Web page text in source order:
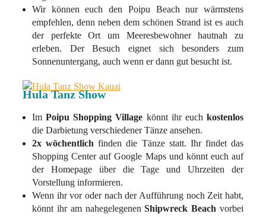
Wir können euch den Poipu Beach nur wärmstens
empfehlen, denn neben dem schönen Strand ist es auch
der perfekte Ort um Meeresbewohner hautnah zu
erleben. Der Besuch eignet sich besonders zum
Sonnenuntergang, auch wenn er dann gut besucht ist.
Hula Tanz Show
ImPoipu Shopping Village könnt ihr euchkostenlos
die Darbietung verschiedener Tänze ansehen.
2x wöchentlich finden die Tänze statt. Ihr findet das
Shopping Center auf Google Maps und könnt euch auf
der Homepage über die Tage und Uhrzeiten der
Vorstellung informieren.
Wenn ihr vor oder nach der Aufführung noch Zeit habt,
könnt ihr am nahegelegenenShipwreck Beach vorbei